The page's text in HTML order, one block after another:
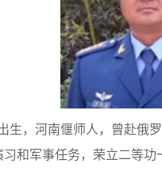
生，河南偃师人，曾赴俄
和军事任务，荣立二等功